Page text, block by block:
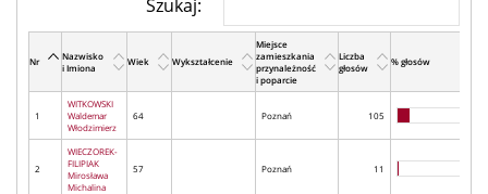
Nr
Nazwisko
i Imiona
Wiek Wykształcenie
Miejsce
zamieszkania
przynależność
i poparcie
Liczba
głosów
% głosów
1
WITKOWSKI
Waldemar
Włodzimierz
64 Poznań 105
2
WIECZOREK-
FILIPIAK
Mirosława
Michalina
57 Poznań 11